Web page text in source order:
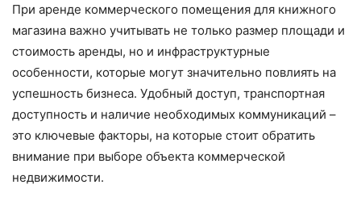
При аренде коммерческого помещения для книжного
магазина важно учитывать не только размер площади и
стоимость аренды, но и инфраструктурные
особенности, которые могут значительно повлиять на
успешность бизнеса. Удобный доступ, транспортная
доступность и наличие необходимых коммуникаций –
это ключевые факторы, на которые стоит обратить
внимание при выборе объекта коммерческой
недвижимости.